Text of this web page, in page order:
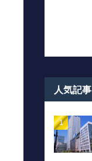
人気記事